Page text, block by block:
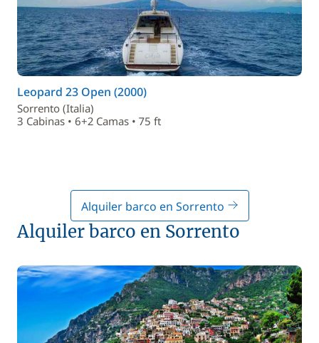
Leopard 23 Open (2000)
Sorrento (Italia)
3 Cabinas • 6+2 Camas • 75 ft
Alquiler barco en Sorrento
Alquiler barco en Sorrento